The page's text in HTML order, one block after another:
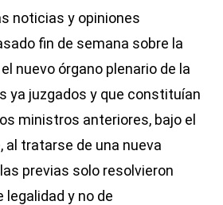
noticias y opiniones
fin de semana sobre la
nuevo órgano plenario de la
ya juzgados y que constituían
ministros anteriores, bajo el
al tratarse de una nueva
previas solo resolvieron
y no de